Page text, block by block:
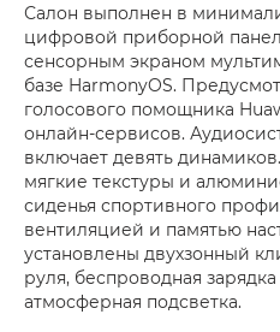
Салон выполнен в
цифровой приборной
сенсорным экраном
базе HarmonyOS.
голосового помощника
онлайн-сервисов.
включает девять
мягкие текстуры и
сиденья спортивного
вентиляцией и памятью
установлены двухзонный
руля, беспроводная
атмосферная подсветка.